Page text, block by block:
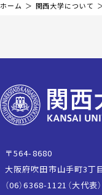
ホーム 関西大学について
〒564-8680
大阪府吹田市山手町3丁
（06）6368-1121（大代表）